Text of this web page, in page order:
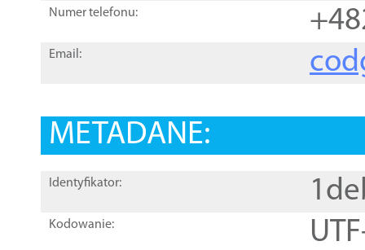
Numer telefonu:
Email:
METADANE:
Identyfikator:
Kodowanie: